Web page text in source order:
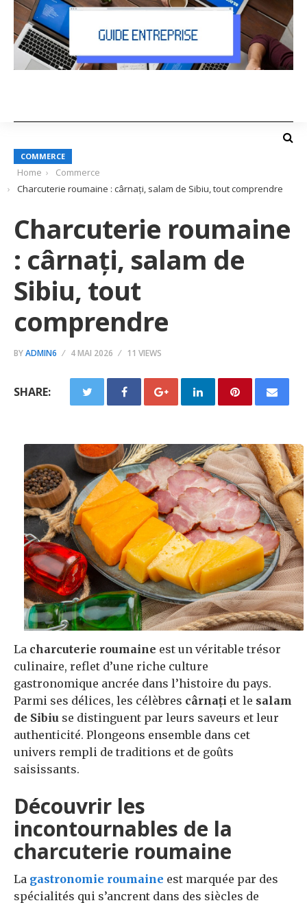
COMMERCE
Home
Commerce
Charcuterie roumaine : cârnați, salam de Sibiu, tout comprendre
Charcuterie roumaine
: cârnați, salam de
Sibiu, tout
comprendre
BYADMIN6 4 MAI 2026 11 VIEWS
SHARE:
La charcuterie roumaine est un véritable trésor
culinaire, reflet d’une riche culture
gastronomique ancrée dans l’histoire du pays.
Parmi ses délices, les célèbres cârnați et le salam
de Sibiu se distinguent par leurs saveurs et leur
authenticité. Plongeons ensemble dans cet
univers rempli de traditions et de goûts
saisissants.
Découvrir les
incontournables de la
charcuterie roumaine
La gastronomie roumaine est marquée par des
spécialités qui s’ancrent dans des siècles de